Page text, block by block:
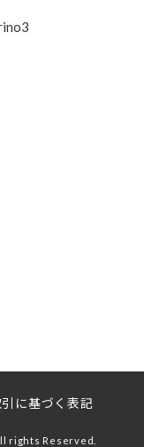
に基づく表記
rights Reserved.